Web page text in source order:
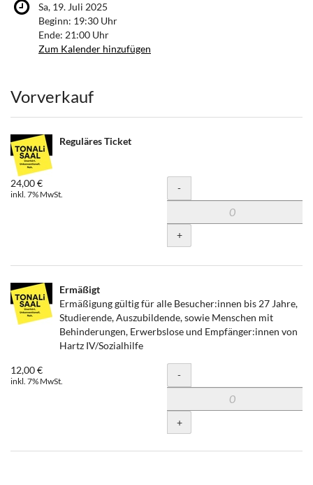
Sa, 19. Juli 2025
Beginn: 19:30 Uhr
Ende: 21:00 Uhr
Zum Kalender hinzufügen
Produkte
Vorverkauf
Reguläres Ticket
24,00 €
inkl. 7% MwSt. Menge
-
+
Ermäßigt
Ermäßigung gültig für alle Besucher:innen bis 27 Jahre,
Studierende, Auszubildende, sowie Menschen mit
Behinderungen, Erwerbslose und Empfänger:innen von
Hartz IV/Sozialhilfe
12,00 €
inkl. 7% MwSt. Menge
-
+